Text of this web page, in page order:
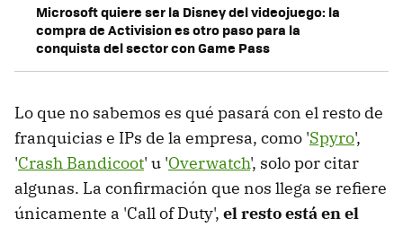
Microsoft quiere ser la Disney del videojuego: la
compra de Activision es otro paso para la
conquista del sector con Game Pass
Lo que no sabemos es qué pasará con el resto de
franquicias e IPs de la empresa, como 'Spyro',
'Crash Bandicoot' u 'Overwatch', solo por citar
algunas. La confirmación que nos llega se refiere
únicamente a 'Call of Duty', el resto está en el